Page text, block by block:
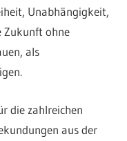
Unabhängigkeit,
Zukunft ohne
als
die zahlreichen
aus der